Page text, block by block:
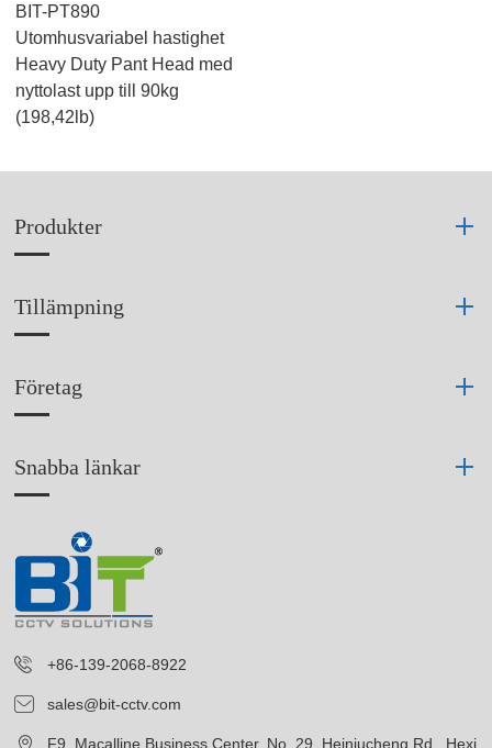
BIT-PT890
Utomhusvariabel hastighet
Heavy Duty Pant Head med
nyttolast upp till 90kg
(198,42lb)
Produkter
Tillämpning
Företag
Snabba länkar
+86-139-2068-8922
sales@bit-cctv.com
F9, Macalline Business Center, No. 29, Heiniucheng Rd., Hexi